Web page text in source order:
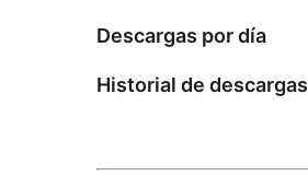
Descargas por día
Historial de descargas